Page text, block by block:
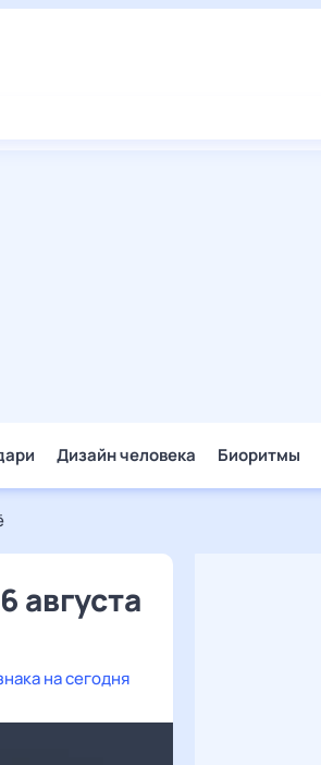
Дизайн человека Биоритмы
августа
на сегодня